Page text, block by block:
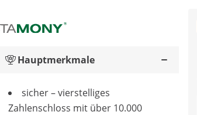
Hauptmerkmale
sicher – vierstelliges
Zahlenschloss mit über 10.000